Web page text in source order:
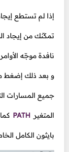
إذا لم تستطع
تمكّنك من إيجاد
نافدة موجّه الأوامر
و بعد ذلك إضغط
جميع المسارات
المتغير PATH
بايثون الكامل